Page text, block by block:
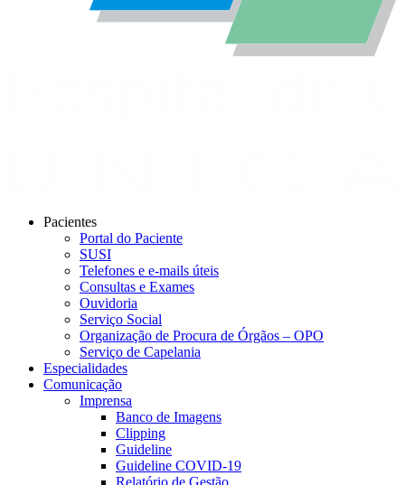
Pacientes
Portal do Paciente
SUSI
Telefones e e-mails úteis
Consultas e Exames
Ouvidoria
Serviço Social
Organização de Procura de Órgãos – OPO
Serviço de Capelania
Especialidades
Comunicação
Imprensa
Banco de Imagens
Clipping
Guideline
Guideline COVID-19
Relatório de Gestão